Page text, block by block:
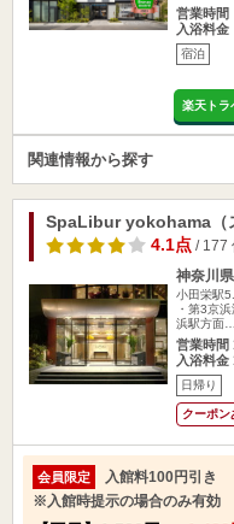
営業時間
入浴料金
宿泊
楽天トラ
関連情報から探す
SpaLibur yokohama（
4.1点/ 177
神奈川
小田栄駅
・第3京
浜駅方面…
営業時間
入浴料金
日帰り
クーポン
会員限定
入館料100円引き
※入館時提示の場合のみ有